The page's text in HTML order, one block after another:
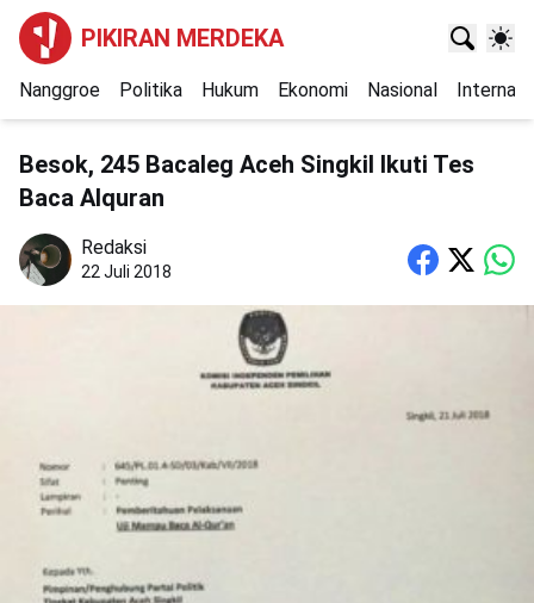
PIKIRAN MERDEKA
Nanggroe Politika Hukum Ekonomi Nasional
Besok, 245 Bacaleg Aceh Singkil Ikuti Tes
Baca Alquran
Redaksi
22 Juli 2018